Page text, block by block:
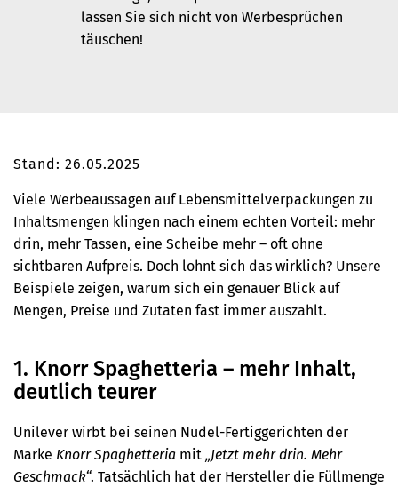
lassen Sie sich nicht von Werbesprüchen
täuschen!
Stand: 26.05.2025
Viele Werbeaussagen auf Lebensmittelverpackungen zu
Inhaltsmengen klingen nach einem echten Vorteil: mehr
drin, mehr Tassen, eine Scheibe mehr – oft ohne
sichtbaren Aufpreis. Doch lohnt sich das wirklich? Unsere
Beispiele zeigen, warum sich ein genauer Blick auf
Mengen, Preise und Zutaten fast immer auszahlt.
1. Knorr Spaghetteria – mehr Inhalt,
deutlich teurer
Unilever wirbt bei seinen Nudel-Fertiggerichten der
Marke Knorr Spaghetteria mit „Jetzt mehr drin. Mehr
Geschmack“. Tatsächlich hat der Hersteller die Füllmenge